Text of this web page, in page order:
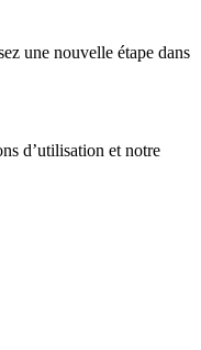
une nouvelle étape dans
d’utilisation et notre